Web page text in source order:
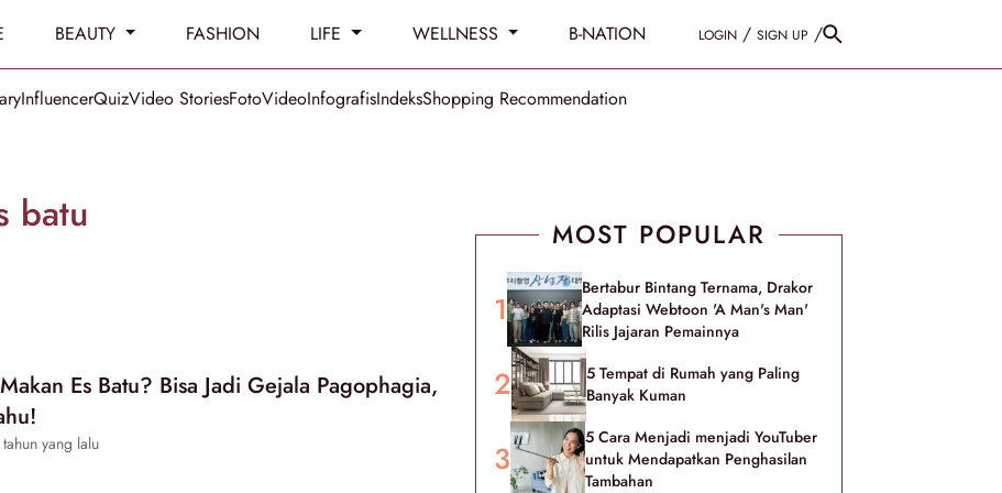
BEAUTY FASHION LIFE WELLNESS B-NATION LOGIN / SIGN UP /
InfluencerQuizVideo StoriesFotoVideoInfografisIndeksShopping Recommendation
batu
Es Batu? Bisa Jadi Gejala Pagophagia,
tahun yang lalu
MOST POPULAR
Bertabur Bintang Ternama, Drakor
Adaptasi Webtoon 'A Man's Man'
Rilis Jajaran Pemainnya
5 Tempat di Rumah yang Paling
Banyak Kuman
5 Cara Menjadi menjadi YouTuber
untuk Mendapatkan Penghasilan
Tambahan